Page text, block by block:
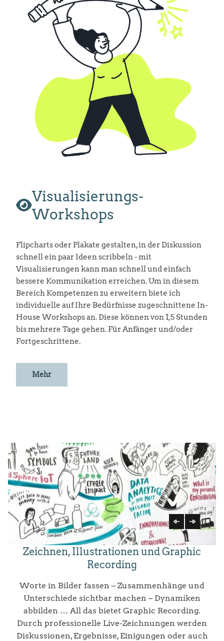
Visualisierungs-
Workshops
Flipcharts oder Plakate gestalten, in der Diskussion
schnell ein paar Ideen scribbeln - mit
Visualisierungen kann man schnell und einfach
bessere Kommunikation erreichen. Um in diesem
Bereich Kompetenzen zu erweitern biete ich
individuelle auf Ihre Bedürfnisse zugeschnittene In-
House Workshops an. Diese können von 1,5 Stunden
bis mehrere Tage gehen. Für Anfänger und/oder
Fortgeschrittene.
Mehr
Zeichnen, Illustrationen und Graphic
Recording
Worte in Bilder fassen – Zusammenhänge und
Unterschiede sichtbar machen – Dynamiken
abbilden … All das bietet Graphic Recording.
Durch professionelle Live-Zeichnungen werden
Diskussionen, Ergebnisse, Einigungen oder auch